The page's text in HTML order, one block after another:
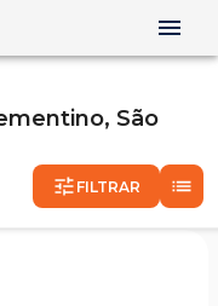
São
FILTRAR